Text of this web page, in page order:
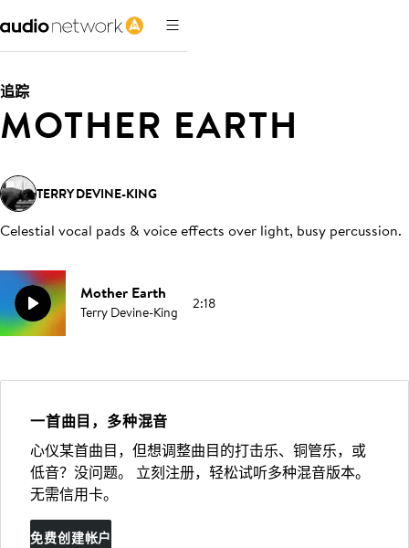
追踪
MOTHER EARTH
TERRY DEVINE-KING
Celestial vocal pads & voice effects over light, busy percussion.
Mother Earth
Terry Devine-King 2:18
一首曲目，多种混音
心仪某首曲目，但想调整曲目的打击乐、铜管乐，或
低音？没问题。 立刻注册，轻松试听多种混音版本。
无需信用卡。
免费创建帐户